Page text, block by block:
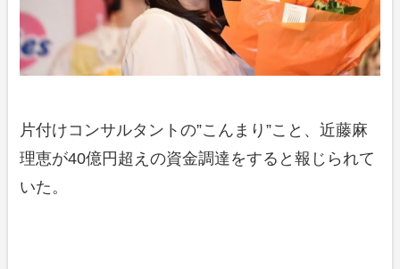
片付けコンサルタントの”こんまり”こと、近藤麻
理恵が40億円超えの資金調達をすると報じられて
いた。